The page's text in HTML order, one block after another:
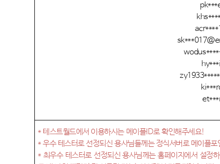
* 테스트월드에서 이용하시는 메이플ID로 확인해주세요!
*우수 테스터로 선정되신 용사님들께는 정식서버로 메이플
* 최우수 테스터로 선정되신 용사님께는 홈페이지에서 설정